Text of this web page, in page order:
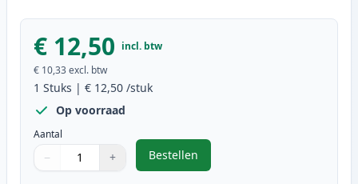
€ 12,50 incl. btw
€ 10,33excl. btw
1 Stuks | € 12,50 /stuk
Op voorraad
Aantal
Gebruik de knoppen om aan te passen
− +
1
Bestellen
,Epson T0444 inktcartridge geel